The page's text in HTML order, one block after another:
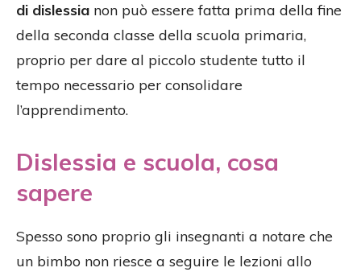
di dislessia non può essere fatta prima della fine
della seconda classe della scuola primaria,
proprio per dare al piccolo studente tutto il
tempo necessario per consolidare
l’apprendimento.
Dislessia e scuola, cosa
sapere
Spesso sono proprio gli insegnanti a notare che
un bimbo non riesce a seguire le lezioni allo